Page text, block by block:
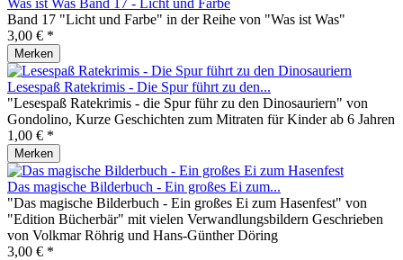
Was ist Was Band 17 - Licht und Farbe
Band 17 "Licht und Farbe" in der Reihe von "Was ist Was"
3,00 € *
Merken
Lesespaß Ratekrimis - Die Spur führt zu den...
"Lesespaß Ratekrimis - die Spur führ zu den Dinosauriern" von
Gondolino, Kurze Geschichten zum Mitraten für Kinder ab 6 Jahren
1,00 € *
Merken
Das magische Bilderbuch - Ein großes Ei zum...
"Das magische Bilderbuch - Ein großes Ei zum Hasenfest" von
"Edition Bücherbär" mit vielen Verwandlungsbildern Geschrieben
von Volkmar Röhrig und Hans-Günther Döring
3,00 € *